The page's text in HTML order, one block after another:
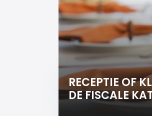
RECEPTIE OF
DE FISCALE